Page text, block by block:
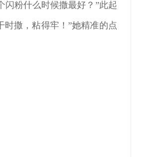
闪粉什么时候撒最好？”此起
时撒，粘得牢！”她精准的点